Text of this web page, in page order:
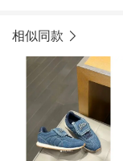
相似同款